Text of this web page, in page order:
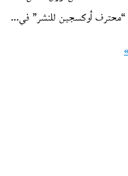
أوكسجين للنشر” في…